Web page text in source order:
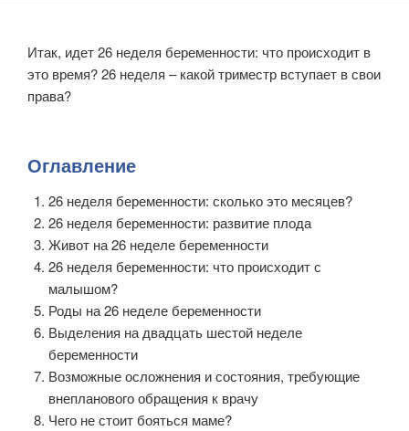
Итак, идет 26 неделя беременности: что происходит в
это время? 26 неделя – какой триместр вступает в свои
права?
Оглавление
26 неделя беременности: сколько это месяцев?
26 неделя беременности: развитие плода
Живот на 26 неделе беременности
26 неделя беременности: что происходит с
малышом?
Роды на 26 неделе беременности
Выделения на двадцать шестой неделе
беременности
Возможные осложнения и состояния, требующие
внепланового обращения к врачу
Чего не стоит бояться маме?